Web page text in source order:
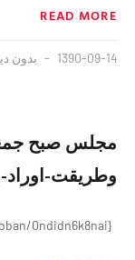
READ MORE
1390-09-14 بدون
وطریقت-
{https://soundcloud.com/majzooban/0ndidn6k8nai}